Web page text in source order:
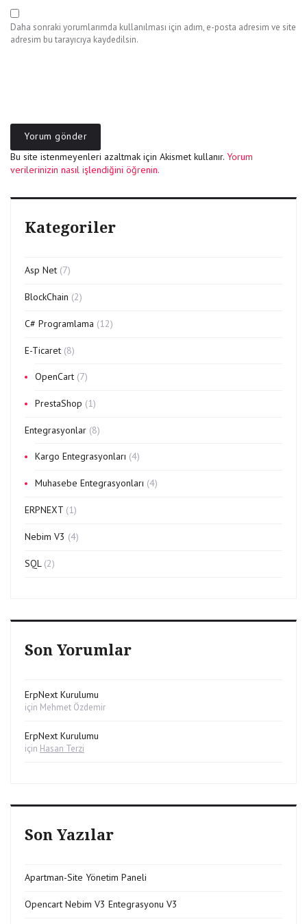
Daha sonraki yorumlarımda kullanılması için adım, e-posta adresim ve site
adresim bu tarayıcıya kaydedilsin.
Bu site istenmeyenleri azaltmak için Akismet kullanır. Yorum
verilerinizin nasıl işlendiğini öğrenin.
Kategoriler
Asp Net (7)
BlockChain (2)
C# Programlama (12)
E-Ticaret (8)
OpenCart (7)
PrestaShop (1)
Entegrasyonlar (8)
Kargo Entegrasyonları (4)
Muhasebe Entegrasyonları (4)
ERPNEXT (1)
Nebim V3 (4)
SQL(2)
Son Yorumlar
ErpNext Kurulumu
için Mehmet Özdemir
ErpNext Kurulumu
için Hasan Terzi
Son Yazılar
Apartman-Site Yönetim Paneli
Opencart Nebim V3 Entegrasyonu V3